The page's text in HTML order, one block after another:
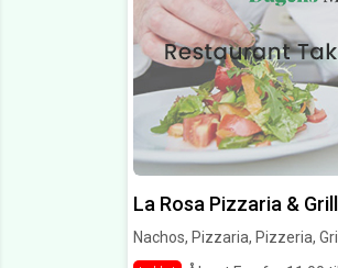
La Rosa Pizzaria &
Nachos, Pizzaria, Pizzeria,